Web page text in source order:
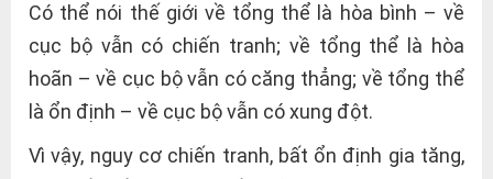
Có thể nói thế giới về tổng thể là hòa bình – về
cục bộ vẫn có chiến tranh; về tổng thể là hòa
hoãn – về cục bộ vẫn có căng thẳng; về tổng thể
là ổn định – về cục bộ vẫn có xung đột.
Vì vậy, nguy cơ chiến tranh, bất ổn định gia tăng,